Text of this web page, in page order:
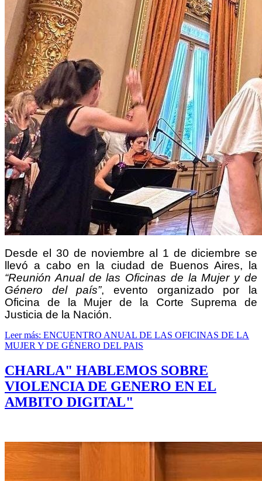
Desde el 30 de noviembre al 1 de diciembre se
llevó a cabo en la ciudad de Buenos Aires, la
“Reunión Anual de las Oficinas de la Mujer y de
Género del país”, evento organizado por la
Oficina de la Mujer de la Corte Suprema de
Justicia de la Nación.
Leer más: ENCUENTRO ANUAL DE LAS OFICINAS DE LA
MUJER Y DE GÉNERO DEL PAIS
CHARLA" HABLEMOS SOBRE
VIOLENCIA DE GENERO EN EL
AMBITO DIGITAL"